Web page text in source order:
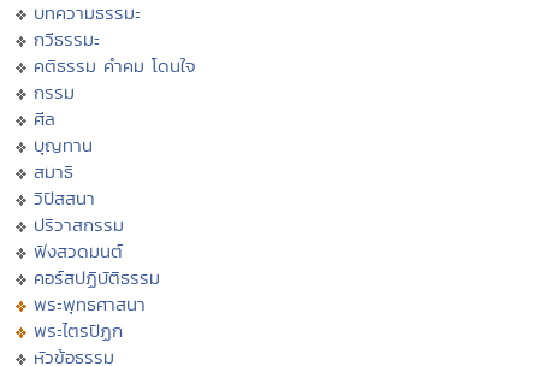
บทความธรรมะ
กวีธรรมะ
คติธรรม คำคม โดนใจ
กรรม
ศีล
บุญทาน
สมาธิ
วิปัสสนา
ปริวาสกรรม
ฟังสวดมนต์
คอร์สปฏิบัติธรรม
พระพุทธศาสนา
พระไตรปิฏก
หัวข้อธรรม